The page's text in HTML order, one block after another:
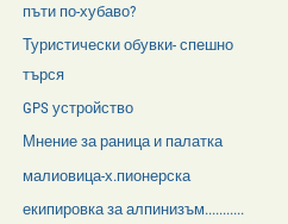
пъти по-хубаво?
Туристически обувки- спешно
търся
GPS устройство
Мнение за раница и палатка
малиовица-х.пионерска
екипировка за алпинизъм...........